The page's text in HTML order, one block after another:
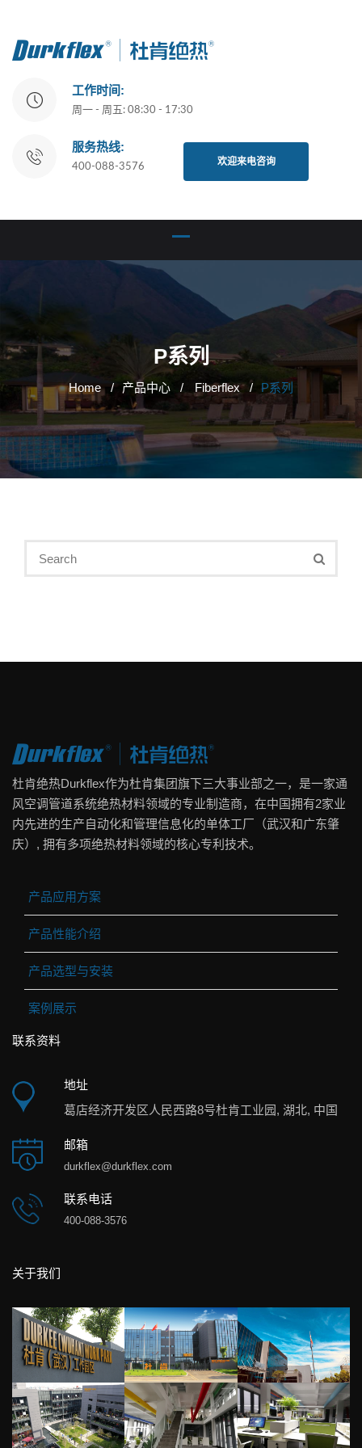
工作时间:
周一 - 周五: 08:30 - 17:30
服务热线:
400-088-3576 欢迎来电咨询
P系列
Home 产品中心 Fiberflex P系列
杜肯绝热Durkflex作为杜肯集团旗下三大事业部之一，是一家通
风空调管道系统绝热材料领域的专业制造商，在中国拥有2家业
内先进的生产自动化和管理信息化的单体工厂（武汉和广东肇
庆）, 拥有多项绝热材料领域的核心专利技术。
产品应用方案
产品性能介绍
产品选型与安装
案例展示
联系资料
地址
葛店经济开发区人民西路8号杜肯工业园, 湖北, 中国
邮箱
durkflex@durkflex.com
联系电话
400-088-3576
关于我们